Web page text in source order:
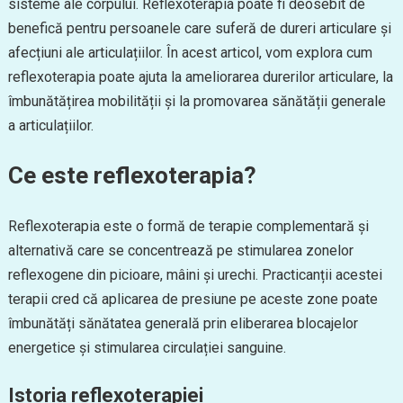
sisteme ale corpului. Reflexoterapia poate fi deosebit de
benefică pentru persoanele care suferă de dureri articulare și
afecțiuni ale articulațiilor. În acest articol, vom explora cum
reflexoterapia poate ajuta la ameliorarea durerilor articulare, la
îmbunătățirea mobilității și la promovarea sănătății generale
a articulațiilor.
Ce este reflexoterapia?
Reflexoterapia este o formă de terapie complementară și
alternativă care se concentrează pe stimularea zonelor
reflexogene din picioare, mâini și urechi. Practicanții acestei
terapii cred că aplicarea de presiune pe aceste zone poate
îmbunătăți sănătatea generală prin eliberarea blocajelor
energetice și stimularea circulației sanguine.
Istoria reflexoterapiei